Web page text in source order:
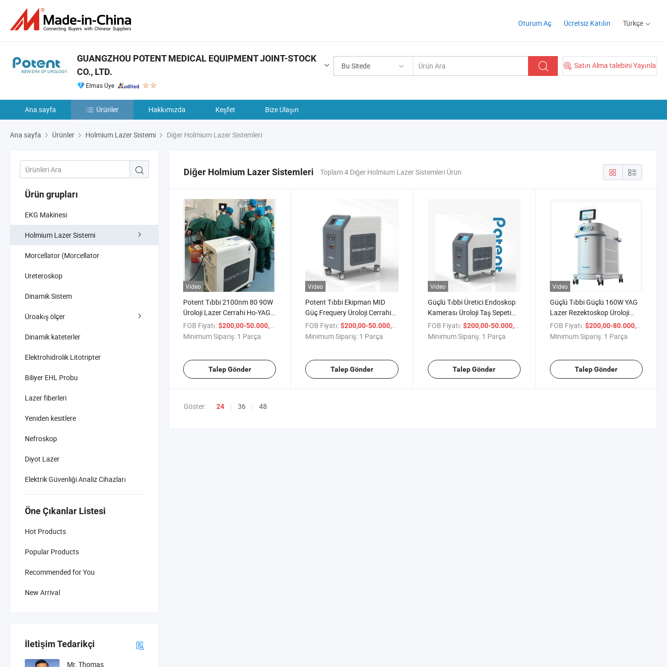
Oturum Aç Ücretsiz Katılın Türkçe
Bu Sitede Satın Alma talebini Yayınla
GUANGZHOU POTENT MEDICAL EQUIPMENT JOINT-STOCK
CO., LTD.
Elmas Üye
Ana sayfa Ürünler Hakkımızda Keşfet Bize Ulaşın
Ana sayfa Ürünler Holmium Lazer Sistemi Diğer Holmium Lazer Sistemleri
Ürün grupları
EKG Makinesi
Holmium Lazer Sistemi
Morcellator (Morcellator
Ureteroskop
Dinamik Sistem
Üroakış ölçer
Dinamik kateterler
Elektrohidrolik Litotripter
Biliyer EHL Probu
Lazer fiberleri
Yeniden kesitlere
Nefroskop
Diyot Lazer
Elektrik Güvenliği Analiz Cihazları
Öne Çıkanlar Listesi
Hot Products
Popular Products
Recommended for You
New Arrival
İletişim Tedarikçi
Mr. Thomas
Diğer Holmium Lazer Sistemleri Toplam 4 Diğer Holmium Lazer Sistemleri Ürün
Video
Potent Tıbbi 2100nm 80 90W
Üroloji Lazer Cerrahi Ho-YAG
Lazer Holmium Lazer
Litotriptor Tıbbi Ekipman
FOB Fiyatı:$200,00-50.000,00
Minimum Sipariş: 1 Parça
Talep Gönder
Video
Potent Tıbbi Ekipman MID
Güç Frequery Üroloji Cerrahi
Lazer Böbrek Taşı Alma
Holmium Lazer Litotripsi
FOB Fiyatı: $200,00-50.000,00
Minimum Sipariş: 1 Parça
Talep Gönder
Video
Güçlü Tıbbi Üretici Endoskop
Kamerası Üroloji Taş Sepeti
Holmium Lazer 90W Prostat
Bph Üretral Daralmalar için
FOB Fiyatı: $200,00-50.000,00
Minimum Sipariş: 1 Parça
Talep Gönder
Video
Güçlü Tıbbi Güçlü 160W YAG
Lazer Rezektoskop Üroloji
Mini Cerrahi Üretral Holmium
Lazer Taş Tedavisi Holap
FOB Fiyatı: $200,00-80.000,00
Minimum Sipariş: 1 Parça
Talep Gönder
Göster: 24 36 48